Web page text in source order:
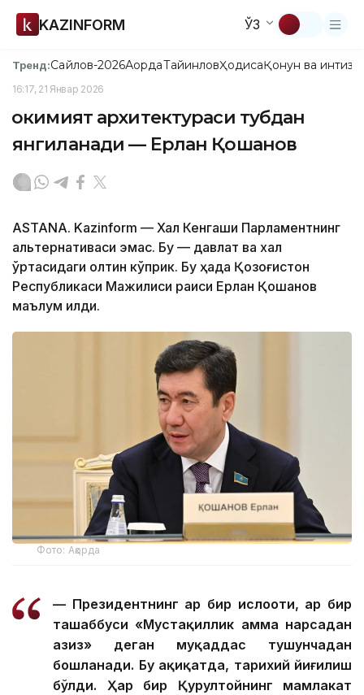
KAZINFORM ЎЗ
Тренд:Сайлов-2026АқордаТайинловҲодисаҚонун ва
16:17, 21 Январ 2026
Ҳокимият архитектураси тубдан
янгиланади — Ерлан Қошанов
АSTANА. Kazinform — Халқ Кенгаши Парламентнинг
альтернативаси эмас. Бу — давлат ва халқ
ўртасидаги олтин кўприк. Бу ҳақда Қозоғистон
Республикаси Мажилиси раиси Ерлан Қошанов
маълум қилди.
Фото: Ақорда
— Президентнинг ҳар бир ислоҳоти, ҳар бир
ташаббуси «Мустақиллик ҳамма нарсадан
азиз» деган муқаддас тушунчадан
бошланади. Бу ҳақиқатда, тарихий йиғилиш
бўлди. Ҳар бир Қурултойнинг мамлакат